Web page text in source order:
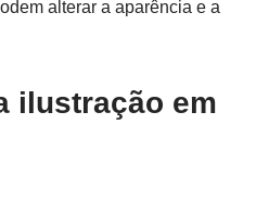
alterar a aparência e a
ilustração em